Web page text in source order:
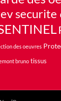
securite
des oeuvres
bruno tissus